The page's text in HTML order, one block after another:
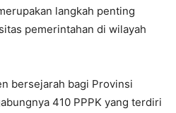
langkah penting
pemerintahan di wilayah
bersejarah bagi Provinsi
410 PPPK yang terdiri